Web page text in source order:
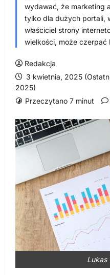
wydawać, że marketing
tylko dla dużych portali,
właściciel strony
wielkości, może
Redakcja
3 kwietnia, 2025
2025)
Przeczytano 7 minut
Lukas